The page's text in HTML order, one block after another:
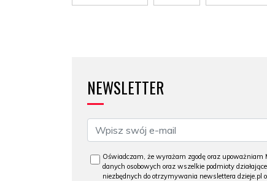
NEWSLETTER
Oświadczam, że wyrażam zgodę oraz
danych osobowych oraz wszelkie podmioty
niezbędnych do otrzymywania newslettera dzieje.pl